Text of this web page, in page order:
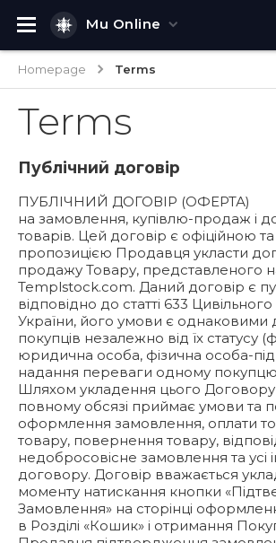
Mu Online
Homepage Terms
Terms
Публічний договір
ПУБЛІЧНИЙ ДОГОВІР (ОФЕРТА)
на замовлення, купівлю-продаж і
товарів. Цей договір є офіційною
пропозицією Продавця укласти
продажу Товару, представленого
Templstock.com. Даний договір є
відповідно до статті 633
України, його умови є однаковими
покупців незалежно від їх статусу
юридична особа, фізична особа-
надання переваги одному
Шляхом укладення цього
повному обсязі приймає умови та
оформлення замовлення, оплати
товару, повернення товару,
недобросовісне замовлення та усі
договору. Договір вважається
моменту натискання кнопки
Замовлення» на сторінці
в Розділі «Кошик» і отримання